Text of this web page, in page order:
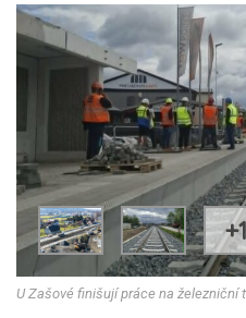
U Zašové finišují práce na železniční